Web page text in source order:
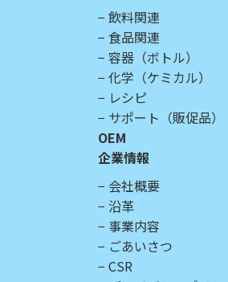
飲料関連
食品関連
容器（ボトル）
化学（ケミカル）
レシピ
サポート（販促品）
OEM
企業情報
会社概要
沿革
事業内容
ごあいさつ
CSR